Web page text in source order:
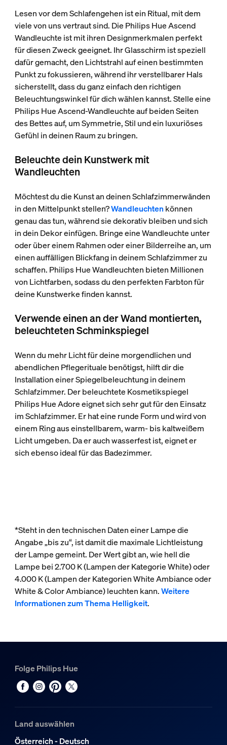
Lesen vor dem Schlafengehen ist ein Ritual, mit dem
viele von uns vertraut sind. Die Philips Hue Ascend
Wandleuchte ist mit ihren Designmerkmalen perfekt
für diesen Zweck geeignet. Ihr Glasschirm ist speziell
dafür gemacht, den Lichtstrahl auf einen bestimmten
Punkt zu fokussieren, während ihr verstellbarer Hals
sicherstellt, dass du ganz einfach den richtigen
Beleuchtungswinkel für dich wählen kannst. Stelle eine
Philips Hue Ascend-Wandleuchte auf beiden Seiten
des Bettes auf, um Symmetrie, Stil und ein luxuriöses
Gefühl in deinen Raum zu bringen.
Beleuchte dein Kunstwerk mit
Wandleuchten
Möchtest du die Kunst an deinen Schlafzimmerwänden
in den Mittelpunkt stellen?Wandleuchten können
genau das tun, während sie dekorativ bleiben und sich
in dein Dekor einfügen. Bringe eine Wandleuchte unter
oder über einem Rahmen oder einer Bilderreihe an, um
einen auffälligen Blickfang in deinem Schlafzimmer zu
schaffen. Philips Hue Wandleuchten bieten Millionen
von Lichtfarben, sodass du den perfekten Farbton für
deine Kunstwerke finden kannst.
Verwende einen an der Wand montierten,
beleuchteten Schminkspiegel
Wenn du mehr Licht für deine morgendlichen und
abendlichen Pflegerituale benötigst, hilft dir die
Installation einer Spiegelbeleuchtung in deinem
Schlafzimmer. Der beleuchtete Kosmetikspiegel
Philips Hue Adore eignet sich sehr gut für den Einsatz
im Schlafzimmer. Er hat eine runde Form und wird von
einem Ring aus einstellbarem, warm- bis kaltweißem
Licht umgeben. Da er auch wasserfest ist, eignet er
sich ebenso ideal für das Badezimmer.
*Steht in den technischen Daten einer Lampe die
Angabe „bis zu“, ist damit die maximale Lichtleistung
der Lampe gemeint. Der Wert gibt an, wie hell die
Lampe bei 2.700 K (Lampen der Kategorie White) oder
4.000 K (Lampen der Kategorien White Ambiance oder
White & Color Ambiance) leuchten kann.Weitere
Informationen zum Thema Helligkeit.
Folge Philips Hue
Land auswählen
Österreich - Deutsch